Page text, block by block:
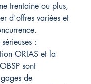
trentaine ou plus,
d'offres variées et
:
ORIAS et la
sont
de